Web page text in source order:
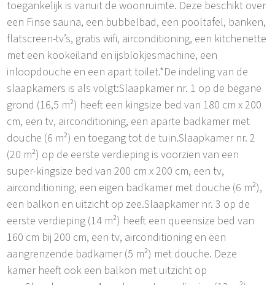
toegankelijk is vanuit de woonruimte. Deze beschikt over
een Finse sauna, een bubbelbad, een pooltafel, banken,
flatscreen-tv’s, gratis wifi, airconditioning, een kitchenette
met een kookeiland en ijsblokjesmachine, een
inloopdouche en een apart toilet.*De indeling van de
slaapkamers is als volgt:Slaapkamer nr. 1 op de begane
grond (16,5 m²) heeft een kingsize bed van 180 cm x 200
cm, een tv, airconditioning, een aparte badkamer met
douche (6 m²) en toegang tot de tuin.Slaapkamer nr. 2
(20 m²) op de eerste verdieping is voorzien van een
super-kingsize bed van 200 cm x 200 cm, een tv,
airconditioning, een eigen badkamer met douche (6 m²),
een balkon en uitzicht op zee.Slaapkamer nr. 3 op de
eerste verdieping (14 m²) heeft een queensize bed van
160 cm bij 200 cm, een tv, airconditioning en een
aangrenzende badkamer (5 m²) met douche. Deze
kamer heeft ook een balkon met uitzicht op